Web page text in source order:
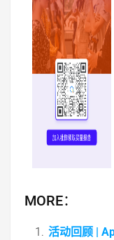
MORE：
活动回顾 |